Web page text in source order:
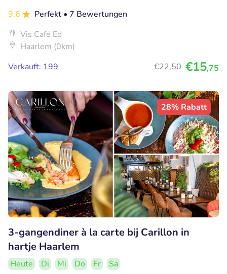
9.6
Perfekt • 7 Bewertungen
Vis Café Ed
Haarlem (0km)
Verkauft: 199
€22,50 €15,75
28% Rabatt
3-gangendiner à la carte bij Carillon in
hartje Haarlem
Heute Di Mi Do Fr Sa